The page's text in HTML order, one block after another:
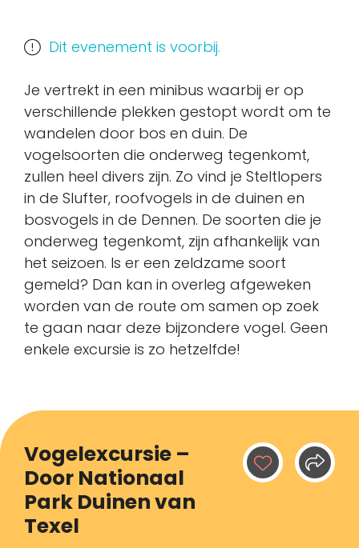
Dit evenement is voorbij.
Vogelexcursie –
Door Nationaal
Park Duinen van
Texel
Je vertrekt in een minibus waarbij er op
verschillende plekken gestopt wordt om te
wandelen door bos en duin. De
vogelsoorten die onderweg tegenkomt,
zullen heel divers zijn. Zo vind je Steltlopers
in de Slufter, roofvogels in de duinen en
bosvogels in de Dennen. De soorten die je
onderweg tegenkomt, zijn afhankelijk van
het seizoen. Is er een zeldzame soort
gemeld? Dan kan in overleg afgeweken
worden van de route om samen op zoek
te gaan naar deze bijzondere vogel. Geen
enkele excursie is zo hetzelfde!